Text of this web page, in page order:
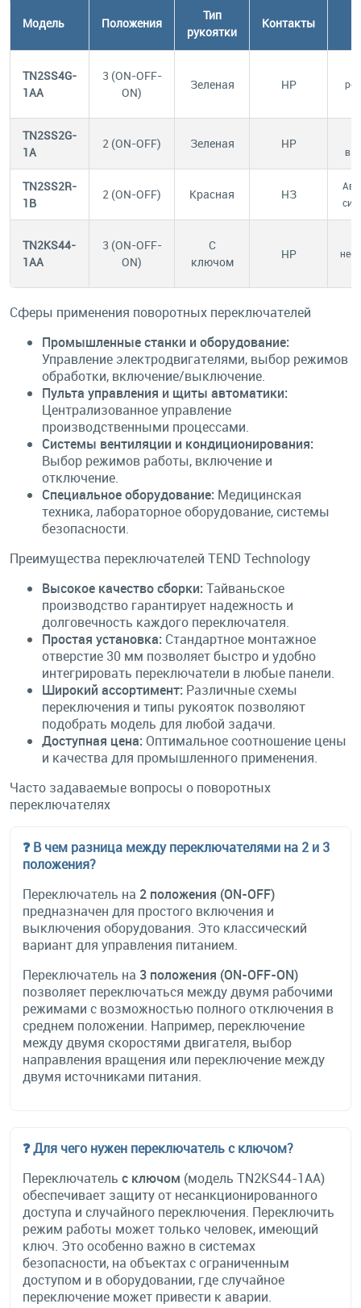
Модель Положения
Тип
рукоятки
Контакты
TN2SS4G-
1AA
3 (ON-OFF-
ON)
Зеленая НР
TN2SS2G-
1A
2 (ON-OFF) Зеленая НР
TN2SS2R-
1B
2 (ON-OFF) Красная НЗ
TN2KS44-
1AA
3 (ON-OFF-
ON)
С
ключом
НР
Сферы применения поворотных переключателей
Промышленные станки и оборудование:
Управление электродвигателями, выбор режимов
обработки, включение/выключение.
Пульта управления и щиты автоматики:
Централизованное управление
производственными процессами.
Системы вентиляции и кондиционирования:
Выбор режимов работы, включение и
отключение.
Специальное оборудование: Медицинская
техника, лабораторное оборудование, системы
безопасности.
Преимущества переключателей TEND Technology
Высокое качество сборки: Тайваньское
производство гарантирует надежность и
долговечность каждого переключателя.
Простая установка: Стандартное монтажное
отверстие 30 мм позволяет быстро и удобно
интегрировать переключатели в любые панели.
Широкий ассортимент: Различные схемы
переключения и типы рукояток позволяют
подобрать модель для любой задачи.
Доступная цена: Оптимальное соотношение цены
и качества для промышленного применения.
Часто задаваемые вопросы о поворотных
переключателях
❓ В чем разница между переключателями на 2 и 3
положения?
Переключатель на 2 положения (ON-OFF)
предназначен для простого включения и
выключения оборудования. Это классический
вариант для управления питанием.
Переключатель на 3 положения (ON-OFF-ON)
позволяет переключаться между двумя рабочими
режимами с возможностью полного отключения в
среднем положении. Например, переключение
между двумя скоростями двигателя, выбор
направления вращения или переключение между
двумя источниками питания.
❓ Для чего нужен переключатель с ключом?
Переключатель с ключом (модель TN2KS44-1AA)
обеспечивает защиту от несанкционированного
доступа и случайного переключения. Переключить
режим работы может только человек, имеющий
ключ. Это особенно важно в системах
безопасности, на объектах с ограниченным
доступом и в оборудовании, где случайное
переключение может привести к аварии.